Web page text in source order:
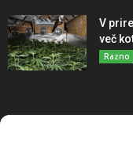
V
več
Razno
NAJBOLJ